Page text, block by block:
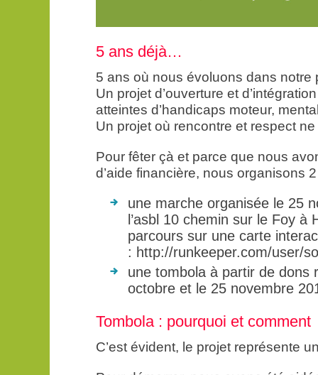
5 ans déjà…
5 ans où nous évoluons dans notre
Un projet d’ouverture et
atteintes d’handicaps moteur,
Un projet où rencontre et respect
Pour fêter çà et parce que nous
d’aide financière, nous organisons
une marche organisée le 25
l’asbl 10 chemin sur le Foy à
parcours sur une carte
: http://runkeeper.com/user/
une tombola à partir de dons
octobre et le 25 novembre
Tombola : pourquoi et comment
C’est évident, le projet représente